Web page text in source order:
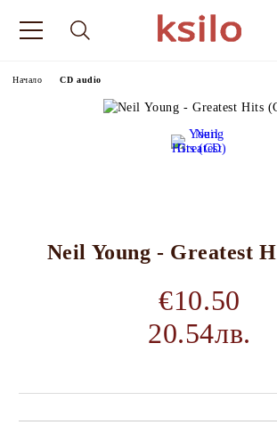
Начало CD audio
Neil Young - Greatest
€10.50
20.54лв.